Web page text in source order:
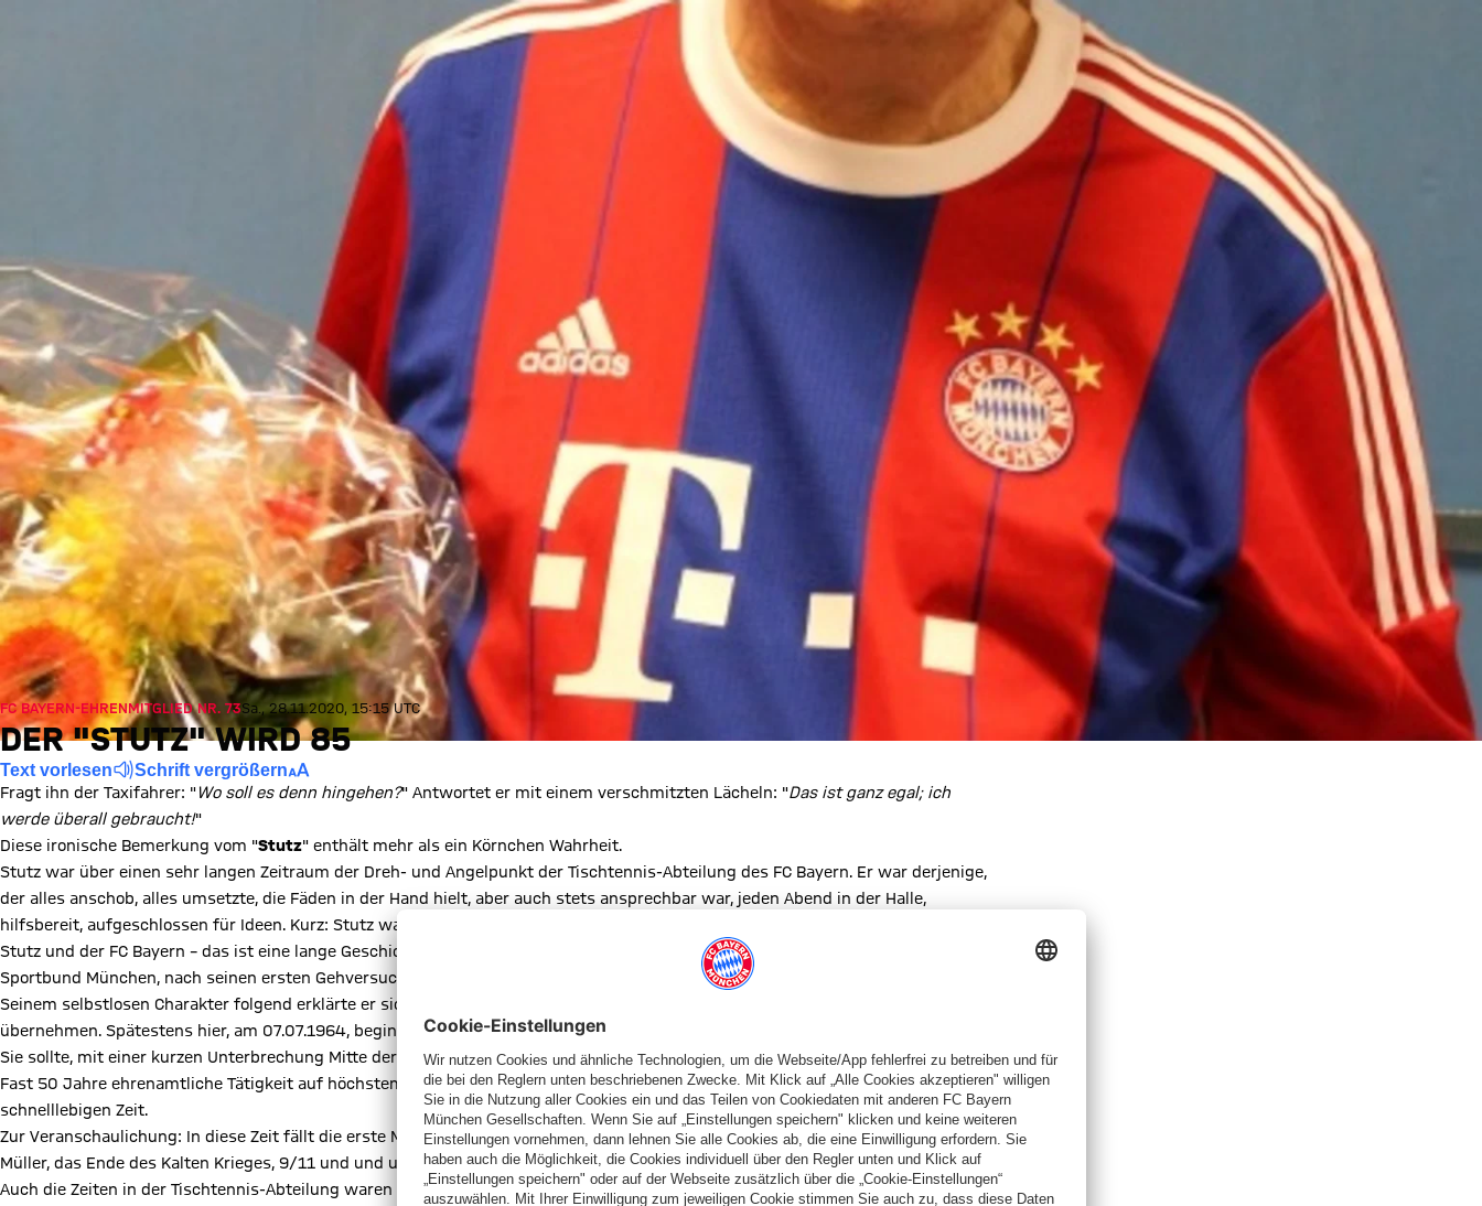
FC BAYERN-EHRENMITGLIED NR. 73Sa., 28.11.2020, 15:15 UTC
DER "STUTZ" WIRD 85
Text vorlesen Schrift vergrößern
Fragt ihn der Taxifahrer: "Wo soll es denn hingehen?" Antwortet er mit einem verschmitzten Lächeln: "Das ist ganz egal; ich
werde überall gebraucht!"
Diese ironische Bemerkung vom "Stutz" enthält mehr als ein Körnchen Wahrheit.
Stutz war über einen sehr langen Zeitraum der Dreh- und Angelpunkt der Tischtennis-Abteilung des FC Bayern. Er war derjenige,
der alles anschob, alles umsetzte, die Fäden in der Hand hielt, aber auch stets ansprechbar war, jeden Abend in der Halle,
hilfsbereit, aufgeschlossen für Ideen. Kurz: Stutz war die Tischtennis-Abteilung.
Stutz und der FC Bayern – das ist eine lange Geschichte. Sie beginnt bereits im Jahr 1961, mit seinem Wechsel vom DJK
Sportbund München, nach seinen ersten Gehversuchen zusammen mit Conny Freundorfer beim MTV München.
Seinem selbstlosen Charakter folgend erklärte er sich drei Jahre später bereit, kommissarisch die Abteilungsleitung zu
übernehmen. Spätestens hier, am 07.07.1964, beginnt die "Ära Stutz" beim FC Bayern.
Sie sollte, mit einer kurzen Unterbrechung Mitte der 90er, bis zum Jahr 2011 reichen.
Fast 50 Jahre ehrenamtliche Tätigkeit auf höchstem Niveau mit vollem Engagement: kaum mehr vorstellbar in unserer
schnelllebigen Zeit.
Zur Veranschaulichung: In diese Zeit fällt die erste Mondlandung, Deutschlands WM-Titel mit Toren von Paul Breitner und Gerd
Müller, das Ende des Kalten Krieges, 9/11 und und und.
Auch die Zeiten in der Tischtennis-Abteilung waren bewegt: